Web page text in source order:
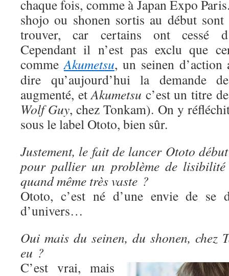
chaque fois, comme à Japan Expo
shojo ou shonen sortis au début
trouver, car certains ont cessé
Cependant il n’est pas exclu que
commeAkumetsu, un seinen
dire qu’aujourd’hui la demande
augmenté, etAkumetsu c’est un titre
Wolf Guy, chez Tonkam). On y
sous le label Ototo, bien sûr.
Justement, le fait de lancer Ototo
pour pallier un problème de
quand même très vaste ?
Ototo, c’est né d’une envie de se
d’univers…
Oui mais du seinen, du shonen,
eu ?
C’est vrai, mais